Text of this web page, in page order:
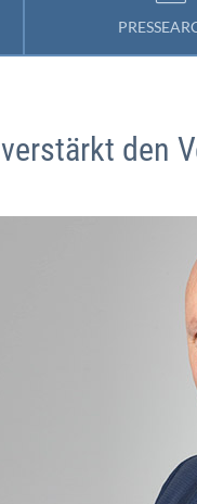
den